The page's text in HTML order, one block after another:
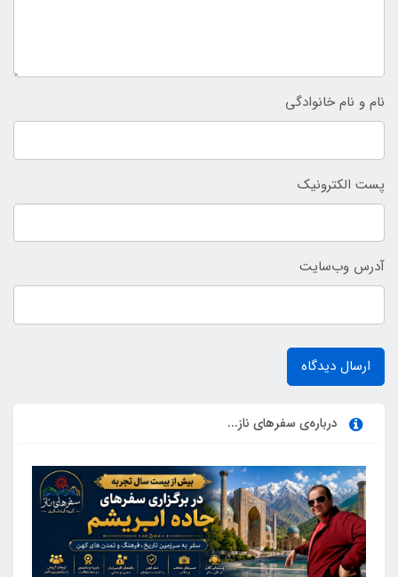
نام و نام خانوادگی
پست الکترونیک
آدرس وب‌سایت
ارسال دیدگاه
درباره‌ی سفرهای ناز...